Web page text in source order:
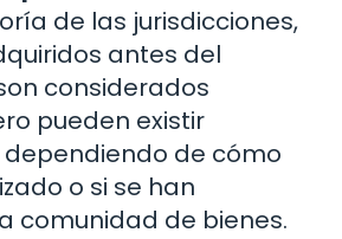
de las jurisdicciones,
antes del
considerados
pueden existir
de cómo
o si se han
comunidad de bienes.